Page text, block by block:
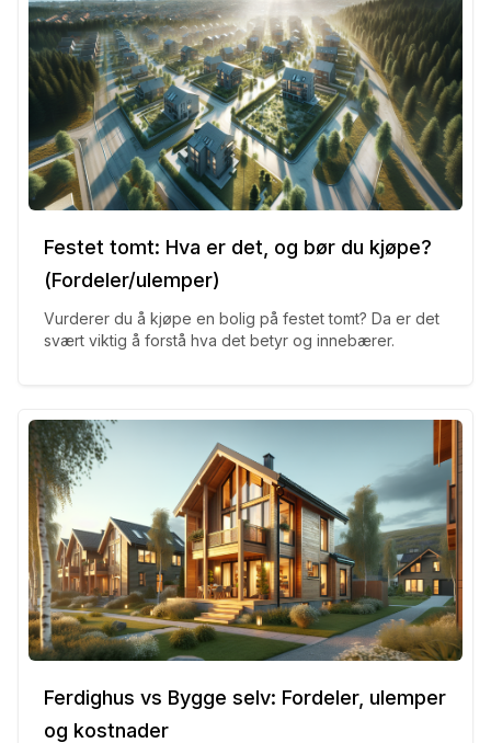
Festet tomt: Hva er det, og bør du kjøpe?
(Fordeler/ulemper)
Vurderer du å kjøpe en bolig på festet tomt? Da er det
svært viktig å forstå hva det betyr og innebærer.
Ferdighus vs Bygge selv: Fordeler, ulemper
og kostnader